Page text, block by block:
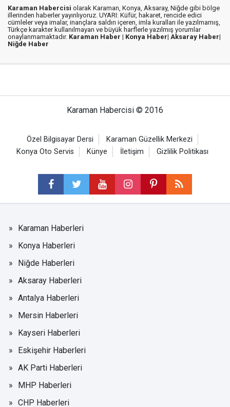
Karaman Habercisi olarak Karaman, Konya, Aksaray, Niğde gibi bölge
illerinden haberler yayınlıyoruz. UYARI: Küfür, hakaret, rencide edici
cümleler veya imalar, inançlara saldırı içeren, imla kuralları ile yazılmamış,
Türkçe karakter kullanılmayan ve büyük harflerle yazılmış yorumlar
onaylanmamaktadır. Karaman Haber | Konya Haber| Aksaray Haber|
Niğde Haber
Karaman Habercisi © 2016
Özel Bilgisayar Dersi
Karaman Güzellik Merkezi
Konya Oto Servis
Künye İletişim Gizlilik Politikası
Karaman Haberleri
Konya Haberleri
Niğde Haberleri
Aksaray Haberleri
Antalya Haberleri
Mersin Haberleri
Kayseri Haberleri
Eskişehir Haberleri
AK Parti Haberleri
MHP Haberleri
CHP Haberleri